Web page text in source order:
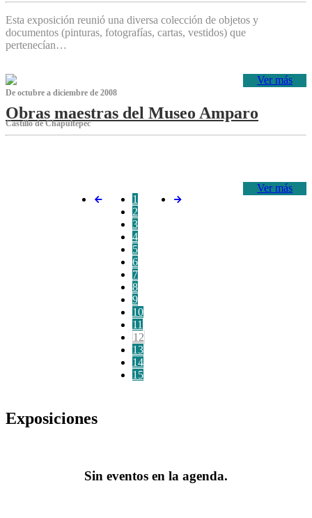
Esta exposición reunió una diversa colección de objetos y
documentos (pinturas, fotografías, cartas, vestidos) que
pertenecían…
Ver más
De octubre a diciembre de 2008
Obras maestras del Museo Amparo
Castillo de Chapultepec
Ver más
1
2
3
4
5
6
7
8
9
10
11
12
13
14
15
Exposiciones
Sin eventos en la agenda.